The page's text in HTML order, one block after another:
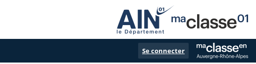
Se connecter